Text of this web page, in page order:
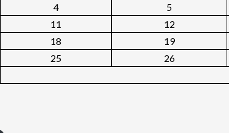
4 5
11 12
18 19
25 26